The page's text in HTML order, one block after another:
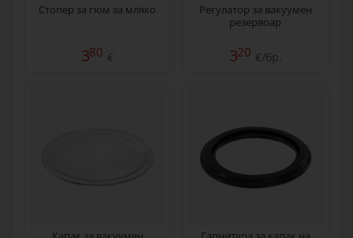
Стопер за гюм за мляко
380 €
Регулатор за вакуумен
резервоар
320 €/бр.